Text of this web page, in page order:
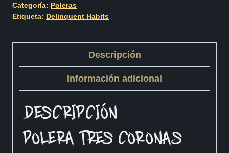
Categoría: Poleras
Etiqueta: Delinquent Habits
Descripción
Información adicional
DESCRIPCIÓN
POLERA TRES CORONAS